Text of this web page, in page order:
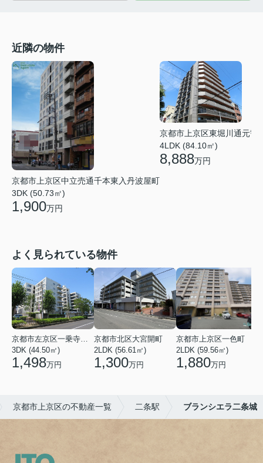
近隣の物件
京都市上京区中立売通千本東入丹波屋町
3DK (50.73㎡)
1,900万円
京都市上京区東堀川通元誓
4LDK (84.10㎡)
8,888万円
よく見られている物件
京都市左京区一乗寺染殿町
3DK (44.50㎡)
1,498万円
京都市北区大宮開町
2LDK (56.61㎡)
1,300万円
京都市上京区一色町
2LDK (59.56㎡)
1,880万円
京都市上京区の不動産一覧 二条駅 ブランシエラ二条城